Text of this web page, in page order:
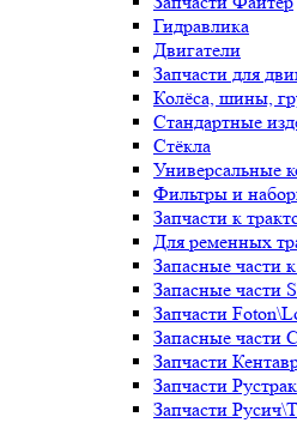
Гидравлика
Двигатели
Запчасти для
Колёса, шины,
Стандартные
Стёкла
Универсальные
Фильтры и
Запчасти к
Для ременных
Запасные части
Запасные части
Запчасти
Запасные части
Запчасти
Запчасти Рустрак
Запчасти